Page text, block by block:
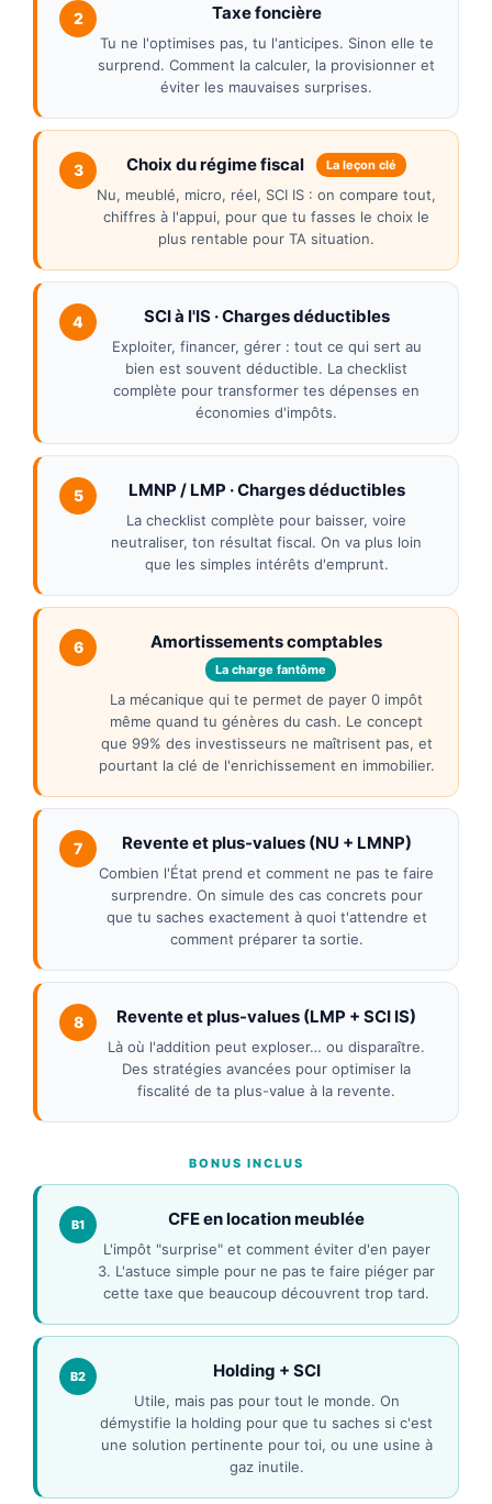
2 Taxe foncière
Tu ne l'optimises pas, tu l'anticipes. Sinon elle te
surprend. Comment la calculer, la provisionner et
éviter les mauvaises surprises.
3 Choix du régime fiscal La leçon clé
Nu, meublé, micro, réel, SCI IS : on compare tout,
chiffres à l'appui, pour que tu fasses le choix le
plus rentable pour TA situation.
4 SCI à l'IS · Charges déductibles
Exploiter, financer, gérer : tout ce qui sert au
bien est souvent déductible. La checklist
complète pour transformer tes dépenses en
économies d'impôts.
5 LMNP / LMP · Charges déductibles
La checklist complète pour baisser, voire
neutraliser, ton résultat fiscal. On va plus loin
que les simples intérêts d'emprunt.
6 Amortissements comptables
La charge fantôme
La mécanique qui te permet de payer 0 impôt
même quand tu génères du cash. Le concept
que 99% des investisseurs ne maîtrisent pas, et
pourtant la clé de l'enrichissement en immobilier.
7 Revente et plus-values (NU + LMNP)
Combien l'État prend et comment ne pas te faire
surprendre. On simule des cas concrets pour
que tu saches exactement à quoi t'attendre et
comment préparer ta sortie.
8 Revente et plus-values (LMP + SCI IS)
Là où l'addition peut exploser… ou disparaître.
Des stratégies avancées pour optimiser la
fiscalité de ta plus-value à la revente.
BONUS INCLUS
B1 CFE en location meublée
L'impôt "surprise" et comment éviter d'en payer
3. L'astuce simple pour ne pas te faire piéger par
cette taxe que beaucoup découvrent trop tard.
B2 Holding + SCI
Utile, mais pas pour tout le monde. On
démystifie la holding pour que tu saches si c'est
une solution pertinente pour toi, ou une usine à
gaz inutile.